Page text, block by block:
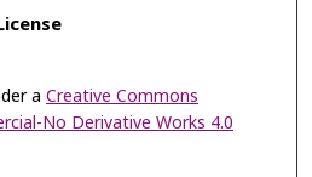
a Creative Commons
No Derivative Works 4.0